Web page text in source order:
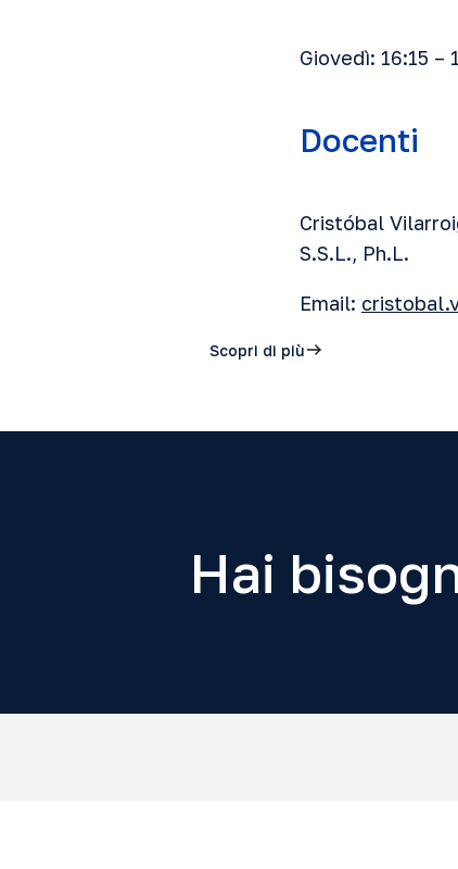
Giovedì: 16:15 –
Docenti
Cristóbal
S.S.L., Ph.L.
Email:
Scopri di più
Hai